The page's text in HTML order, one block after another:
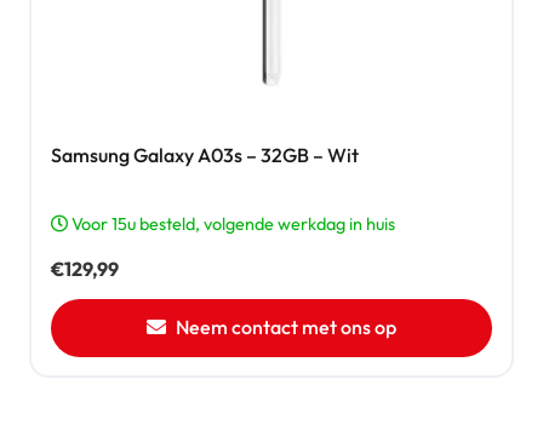
Samsung Galaxy A03s – 32GB – Wit
Voor 15u besteld, volgende werkdag in huis
€129,99
Neem contact met ons op